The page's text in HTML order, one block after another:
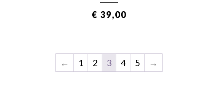
€ 39,00
← 1 2 3 4 5 →